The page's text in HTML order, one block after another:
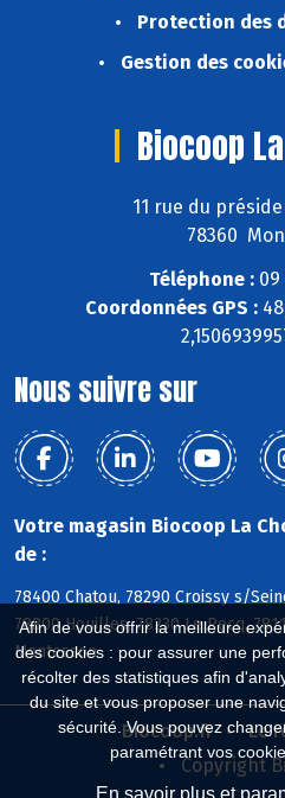
Afin de vous offrir la meilleure
des cookies : pour assurer une
récolter des statistiques afin
du site et vous proposer une
sécurité. Vous pouvez
paramétrant vos
En savoir plus et
Protection des
Gestion des
Biocoop
11 rue du
78360
Téléphone :09
Coordonnées GPS :
Nous suivre sur
Votre magasin Biocoop La
de :
78400 Chatou, 78290 Croissy s/
78800 Houilles, 78230 Le Pecq,
Montesson
Biocoop.fr
Le
Copyright